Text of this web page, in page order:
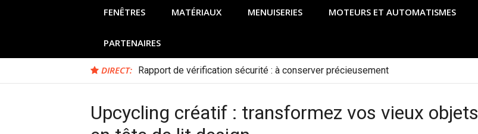
FENÊTRES MATÉRIAUX MENUISERIES MOTEURS ET AUTOMATISMES
PARTENAIRES
DIRECT: Rapport de vérification sécurité : à conserver précieusement
Upcycling créatif : transformez vos vieux objets